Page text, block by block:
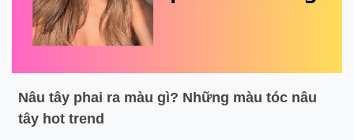
Nâu tây phai ra màu gì? Những màu tóc nâu
tây hot trend